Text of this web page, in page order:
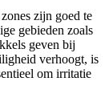
zijn goed te
gebieden zoals
geven bij
verhoogt, is
om irritatie